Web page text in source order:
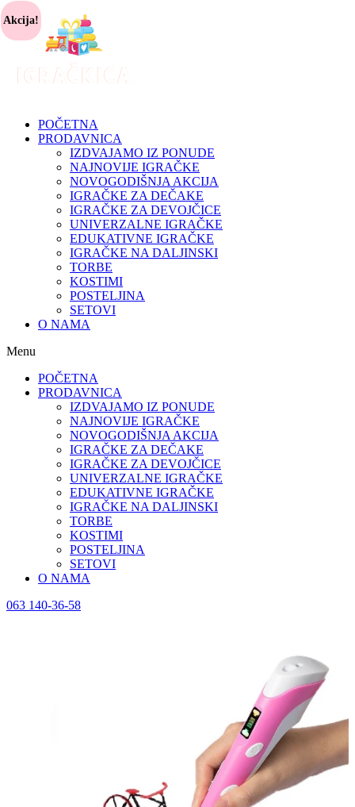
POČETNA
PRODAVNICA
IZDVAJAMO IZ PONUDE
NAJNOVIJE IGRAČKE
NOVOGODIŠNJA AKCIJA
IGRAČKE ZA DEČAKE
IGRAČKE ZA DEVOJČICE
UNIVERZALNE IGRAČKE
EDUKATIVNE IGRAČKE
IGRAČKE NA DALJINSKI
TORBE
KOSTIMI
POSTELJINA
SETOVI
O NAMA
Menu
POČETNA
PRODAVNICA
IZDVAJAMO IZ PONUDE
NAJNOVIJE IGRAČKE
NOVOGODIŠNJA AKCIJA
IGRAČKE ZA DEČAKE
IGRAČKE ZA DEVOJČICE
UNIVERZALNE IGRAČKE
EDUKATIVNE IGRAČKE
IGRAČKE NA DALJINSKI
TORBE
KOSTIMI
POSTELJINA
SETOVI
O NAMA
063 140-36-58
Akcija!